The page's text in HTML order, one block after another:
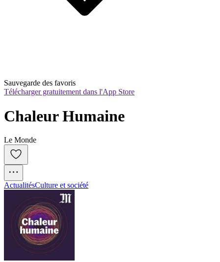
Sauvegarde des favoris
Télécharger gratuitement dans l'App Store
Chaleur Humaine
Le Monde
ActualitésCulture et société